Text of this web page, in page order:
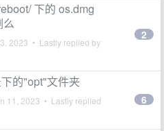
下的 os.dmg
么
2023 • Lastly replied by
2
的"opt"文件夹
11, 2023 • Lastly replied
6